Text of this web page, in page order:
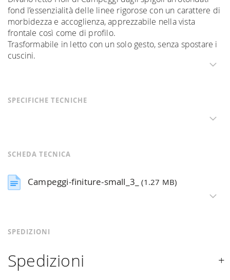
fond l’essenzialità delle linee rigorose con un carattere di
morbidezza e accoglienza, apprezzabile nella vista
frontale così come di profilo.
Trasformabile in letto con un solo gesto, senza spostare i
cuscini.
SPECIFICHE TECNICHE
SCHEDA TECNICA
Campeggi-finiture-small_3_(1.27 MB)
SPEDIZIONI
Spedizioni